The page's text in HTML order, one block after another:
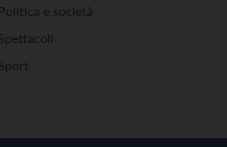
Politica e società